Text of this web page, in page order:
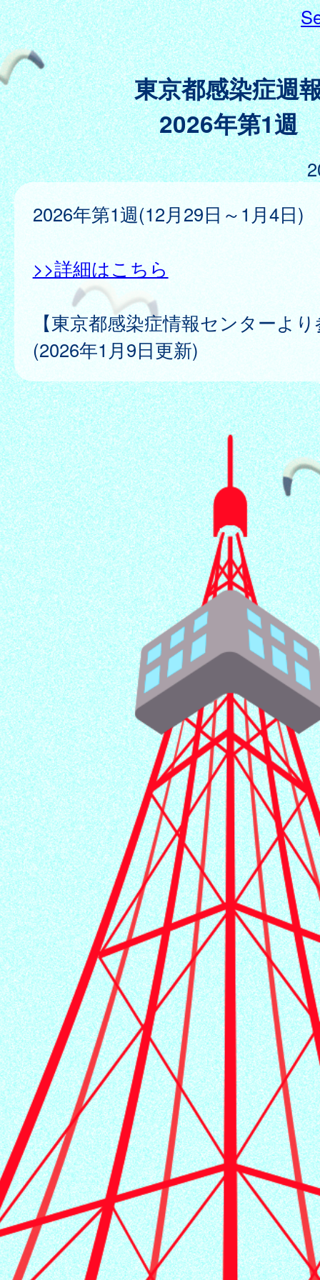
東京都感染症週
2026年第1週
2026年第1週(12月29日～1月4日)
>>詳細はこちら
【東京都感染症情報センターよ
(2026年1月9日更新)